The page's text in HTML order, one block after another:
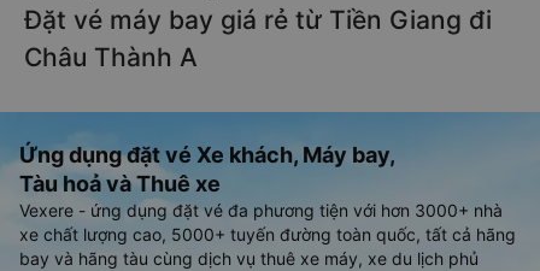
Đặt vé máy bay giá rẻ từ Tiền Giang đi
Châu Thành A
Ứng dụng đặt vé Xe khách, Máy bay,
Tàu hoả và Thuê xe
Vexere - ứng dụng đặt vé đa phương tiện với hơn 3000+ nhà
xe chất lượng cao, 5000+ tuyến đường toàn quốc, tất cả hãng
bay và hãng tàu cùng dịch vụ thuê xe máy, xe du lịch phủ